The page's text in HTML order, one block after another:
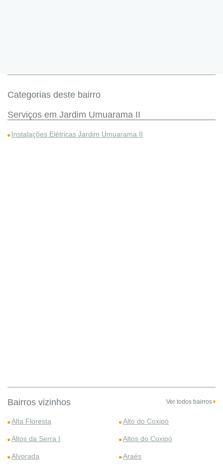
Categorias deste bairro
Serviços em Jardim Umuarama II
Instalações Elétricas Jardim Umuarama II
Bairros vizinhos Ver todos bairros
Alta Floresta Alto do Coxipó
Altos da Serra I Altos do Coxipó
Alvorada Araés